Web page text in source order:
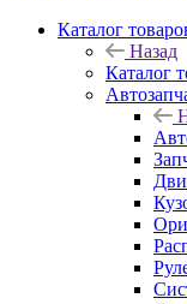
Каталог
Назад
Каталог